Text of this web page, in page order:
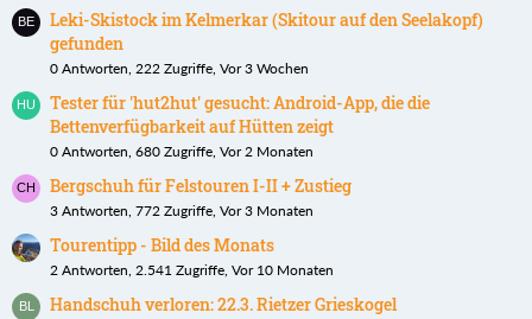
Leki-Skistock im Kelmerkar (Skitour auf den Seelakopf)
gefunden
0 Antworten, 222 Zugriffe, Vor 3 Wochen
Tester für 'hut2hut' gesucht: Android-App, die die
Bettenverfügbarkeit auf Hütten zeigt
0 Antworten, 680 Zugriffe, Vor 2 Monaten
Bergschuh für Felstouren I-II + Zustieg
3 Antworten, 772 Zugriffe, Vor 3 Monaten
Tourentipp - Bild des Monats
2 Antworten, 2.541 Zugriffe, Vor 10 Monaten
Handschuh verloren: 22.3. Rietzer Grieskogel